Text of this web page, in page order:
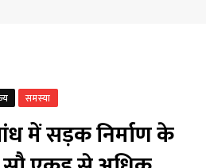
समस्या
में सड़क निर्माण के